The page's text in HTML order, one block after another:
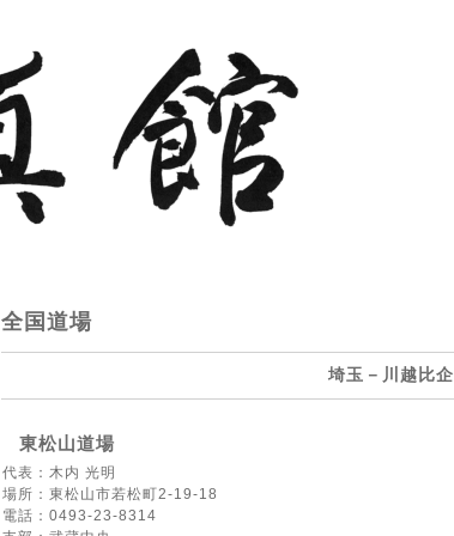
全国道場
埼玉－川越比企
東松山道場
代表：木内 光明
場所：東松山市若松町2-19-18
電話：0493-23-8314